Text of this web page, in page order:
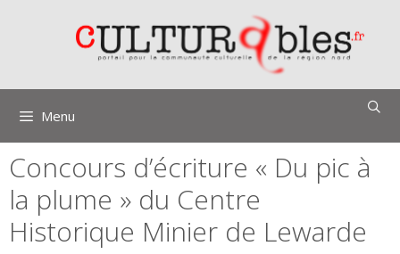
Menu
Concours d’écriture « Du pic à
la plume » du Centre
Historique Minier de Lewarde